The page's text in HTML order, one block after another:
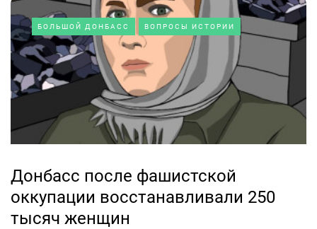
БОЛЬШОЙ ДОНБАСС ВОПРОСЫ ИСТОРИИ
Донбасс после фашистской
оккупации восстанавливали 250
тысяч женщин